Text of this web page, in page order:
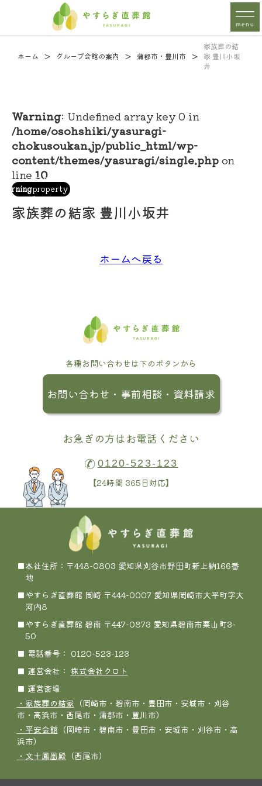
menu
ホーム > グループ会館の案内 > 蒲郡市・豊川市 >
家族葬の結
家 豊川小坂
井
Warning: Undefined array key 0 in
/home/osohshiki/yasuragi-
chokusoukan.jp/public_html/wp-
content/themes/yasuragi/single.phpon
line 10
Warning
: Attempt
to read
property
"cat_name"
on null in
家族葬の結家 豊川小坂井
ホームへ戻る
各種お問い合わせは下のボタンから
お問い合わせ・事前相談・資料請求
お急ぎの方はお電話ください
0120-523-123
【24時間 365日対応】
■本社住所：〒448-0803 愛知県刈谷市野田町新上納166番
地
■やすらぎ直葬館 岡崎 〒444-0007 愛知県岡崎市大平町字大
河内8
■やすらぎ直葬館 碧南 〒447-0873 愛知県碧南市栗山町3-
50
■ 電話番号： 0120-523-123
■ 運営会社： 株式会社クロト
■ 運営斎場
・家族葬の結家 （岡崎市・碧南市・豊田市・安城市・刈谷
市・高浜市・西尾市・蒲郡市・豊川市）
・平安会館 （岡崎市・碧南市・豊田市・安城市・刈谷市・高
浜市）
・文十鳳凰殿 （西尾市）